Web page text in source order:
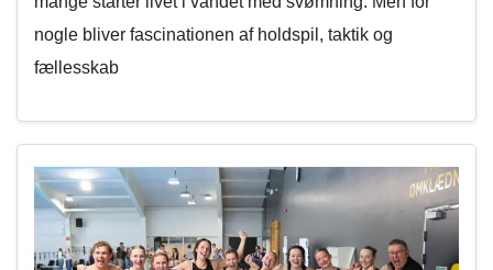
nogle bliver fascinationen af holdspil, taktik og
fællesskab